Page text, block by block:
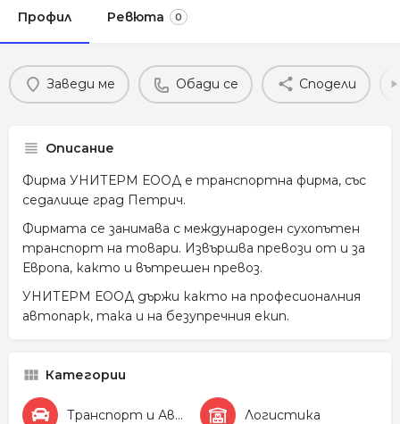
Профил Ревюта 0
Заведи ме Обади се Сподели
Описание
Фирма УНИТЕРМ ЕООД е транспортна фирма, със
седалище град Петрич.
Фирмата се занимава с международен сухопътен
транспорт на товари. Извършва превози от и за
Европа, както и вътрешен превоз.
УНИТЕРМ ЕООД държи както на професионалния
автопарк, така и на безупречния екип.
Категории
Транспорт и Автомобили Логистика